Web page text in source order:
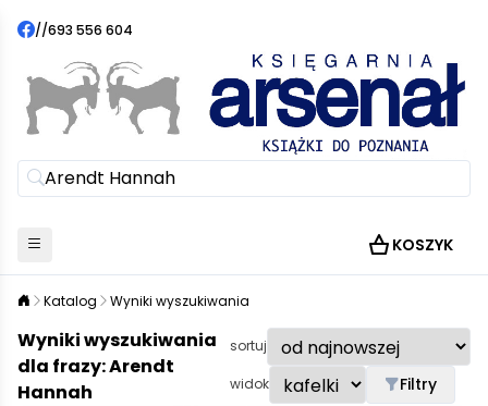
//693 556 604
KOSZYK
Katalog Wyniki wyszukiwania
Wyniki wyszukiwania
dla frazy: Arendt
Hannah
sortuj
widok Filtry